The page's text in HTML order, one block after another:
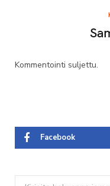
Kommentointi suljettu.
Facebook
Search